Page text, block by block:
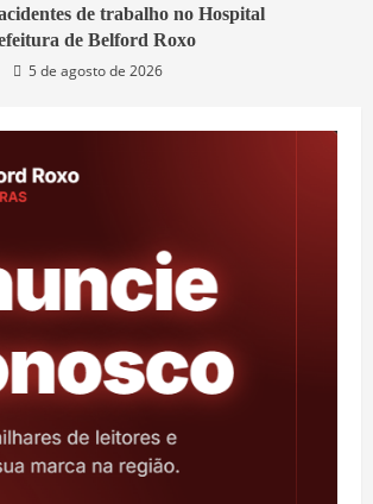
de trabalho no Hospital
de Belford Roxo
5 de agosto de 2026